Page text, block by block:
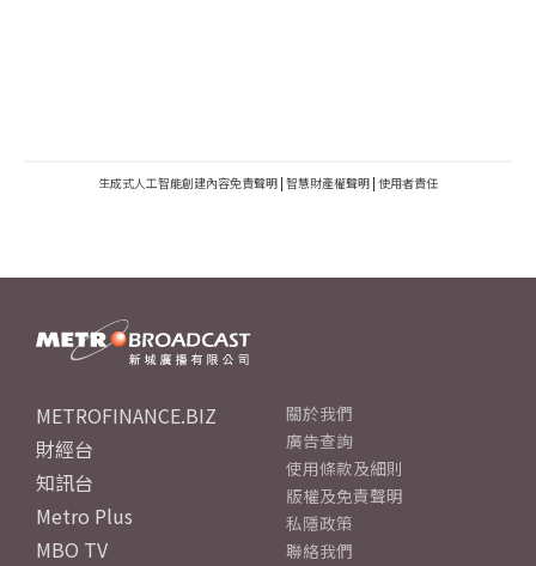
生成式人工智能創建內容免責聲明 | 智慧財產權聲明 | 使用者責任
METROFINANCE.BIZ
財經台
知訊台
Metro Plus
MBO TV
關於我們
廣告查詢
使用條款及細則
版權及免責聲明
私隱政策
聯絡我們